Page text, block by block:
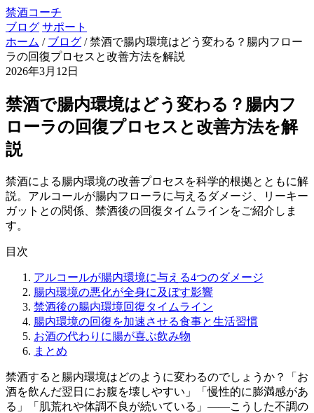
禁酒コーチ
ブログ サポート
ホーム / ブログ / 禁酒で腸内環境はどう変わる？腸内フロー
ラの回復プロセスと改善方法を解説
2026年3月12日
禁酒で腸内環境はどう変わる？腸内フ
ローラの回復プロセスと改善方法を解
説
禁酒による腸内環境の改善プロセスを科学的根拠とともに解
説。アルコールが腸内フローラに与えるダメージ、リーキー
ガットとの関係、禁酒後の回復タイムラインをご紹介しま
す。
目次
アルコールが腸内環境に与える4つのダメージ
腸内環境の悪化が全身に及ぼす影響
禁酒後の腸内環境回復タイムライン
腸内環境の回復を加速させる食事と生活習慣
お酒の代わりに腸が喜ぶ飲み物
まとめ
禁酒すると腸内環境はどのように変わるのでしょうか？「お
酒を飲んだ翌日にお腹を壊しやすい」「慢性的に膨満感があ
る」「肌荒れや体調不良が続いている」——こうした不調の